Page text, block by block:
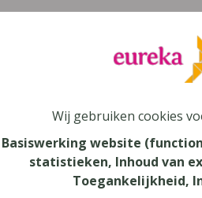
en leven in je talent'
en lees
5.1 - leerboek
Wij gebruiken cookies
Basiswerking website
statistieken, Inhoud van
Toegankelijkheid,